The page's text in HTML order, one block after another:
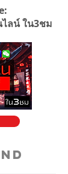
ลน์ ใน3ชม